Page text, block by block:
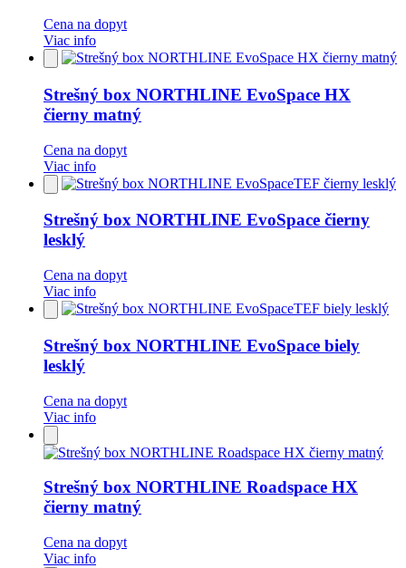
Cena na dopyt
Viac info
Pridať
do
obľúbených
Strešný box NORTHLINE EvoSpace HX
čierny matný
Cena na dopyt
Viac info
Pridať
do
obľúbených
Strešný box NORTHLINE EvoSpace čierny
lesklý
Cena na dopyt
Viac info
Pridať
do
obľúbených
Strešný box NORTHLINE EvoSpace biely
lesklý
Cena na dopyt
Viac info
do
obľúbených
Strešný box NORTHLINE Roadspace HX
čierny matný
Cena na dopyt
Viac info